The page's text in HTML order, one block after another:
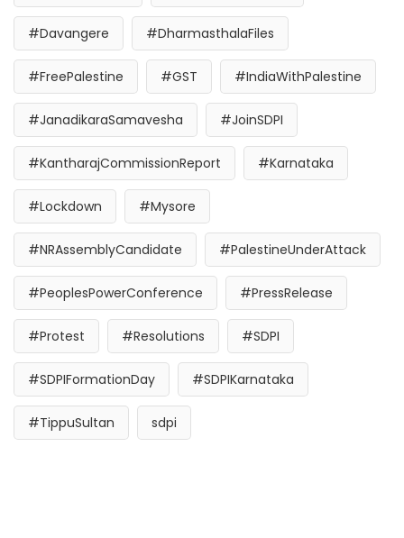
#Davangere #DharmasthalaFiles
#FreePalestine #GST #IndiaWithPalestine
#JanadikaraSamavesha #JoinSDPI
#KantharajCommissionReport #Karnataka
#Lockdown #Mysore
#NRAssemblyCandidate #PalestineUnderAttack
#PeoplesPowerConference #PressRelease
#Protest #Resolutions #SDPI
#SDPIFormationDay #SDPIKarnataka
#TippuSultan sdpi